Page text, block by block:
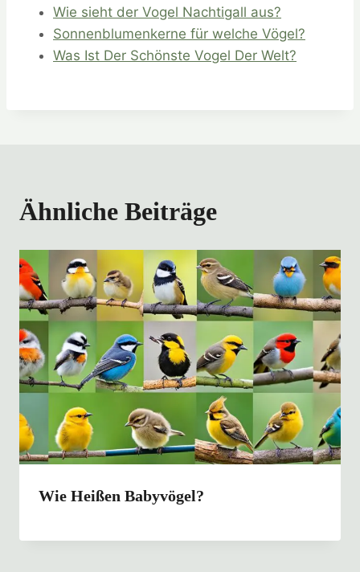
Wie sieht der Vogel Nachtigall aus?
Sonnenblumenkerne für welche Vögel?
Was Ist Der Schönste Vogel Der Welt?
Ähnliche Beiträge
Wie Heißen Babyvögel?